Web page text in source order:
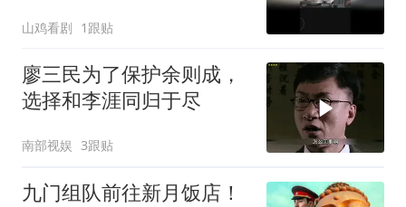
山鸡看剧 1跟贴
廖三民为了保护余则成，
选择和李涯同归于尽
南部视娱 3跟贴
九门组队前往新月饭店！